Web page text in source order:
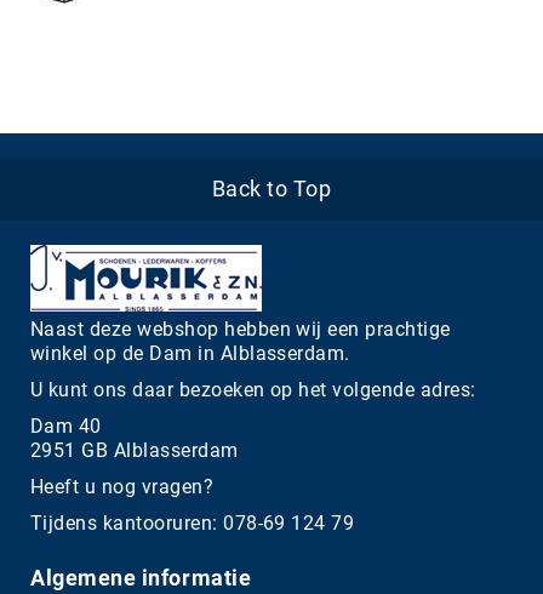
Back to Top
Naast deze webshop hebben wij een prachtige
winkel op de Dam in Alblasserdam.
U kunt ons daar bezoeken op het volgende adres:
Dam 40
2951 GB Alblasserdam
Heeft u nog vragen?
Tijdens kantooruren: 078-69 124 79
Algemene informatie